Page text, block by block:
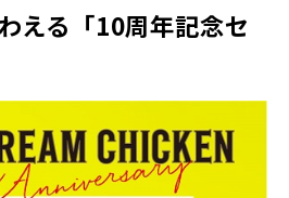
える「10周年記念セ